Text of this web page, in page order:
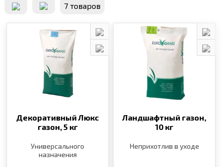
7 товаров
Декоративный Люкс
газон,5 кг
Универсального
назначения
Ландшафтный газон,
10 кг
Неприхотлив в уходе